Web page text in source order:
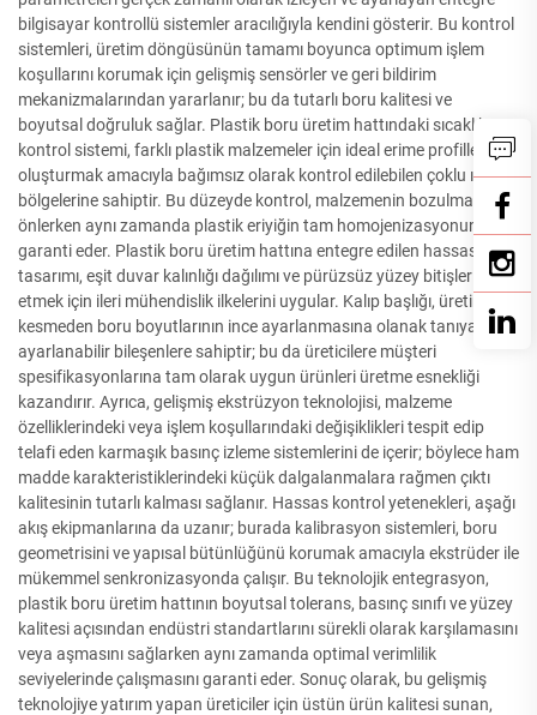
bilgisayar kontrollü sistemler aracılığıyla kendini gösterir. Bu kontrol
sistemleri, üretim döngüsünün tamamı boyunca optimum işlem
koşullarını korumak için gelişmiş sensörler ve geri bildirim
mekanizmalarından yararlanır; bu da tutarlı boru kalitesi ve
boyutsal doğruluk sağlar. Plastik boru üretim hattındaki sıcaklık
kontrol sistemi, farklı plastik malzemeler için ideal erime profilleri
oluşturmak amacıyla bağımsız olarak kontrol edilebilen çoklu ısıtma
bölgelerine sahiptir. Bu düzeyde kontrol, malzemenin bozulmasını
önlerken aynı zamanda plastik eriyiğin tam homojenizasyonunu da
garanti eder. Plastik boru üretim hattına entegre edilen hassas kalıp
tasarımı, eşit duvar kalınlığı dağılımı ve pürüzsüz yüzey bitişleri elde
etmek için ileri mühendislik ilkelerini uygular. Kalıp başlığı, üretimi
kesmeden boru boyutlarının ince ayarlanmasına olanak tanıyan
ayarlanabilir bileşenlere sahiptir; bu da üreticilere müşteri
spesifikasyonlarına tam olarak uygun ürünleri üretme esnekliği
kazandırır. Ayrıca, gelişmiş ekstrüzyon teknolojisi, malzeme
özelliklerindeki veya işlem koşullarındaki değişiklikleri tespit edip
telafi eden karmaşık basınç izleme sistemlerini de içerir; böylece ham
madde karakteristiklerindeki küçük dalgalanmalara rağmen çıktı
kalitesinin tutarlı kalması sağlanır. Hassas kontrol yetenekleri, aşağı
akış ekipmanlarına da uzanır; burada kalibrasyon sistemleri, boru
geometrisini ve yapısal bütünlüğünü korumak amacıyla ekstrüder ile
mükemmel senkronizasyonda çalışır. Bu teknolojik entegrasyon,
plastik boru üretim hattının boyutsal tolerans, basınç sınıfı ve yüzey
kalitesi açısından endüstri standartlarını sürekli olarak karşılamasını
veya aşmasını sağlarken aynı zamanda optimal verimlilik
seviyelerinde çalışmasını garanti eder. Sonuç olarak, bu gelişmiş
teknolojiye yatırım yapan üreticiler için üstün ürün kalitesi sunan,